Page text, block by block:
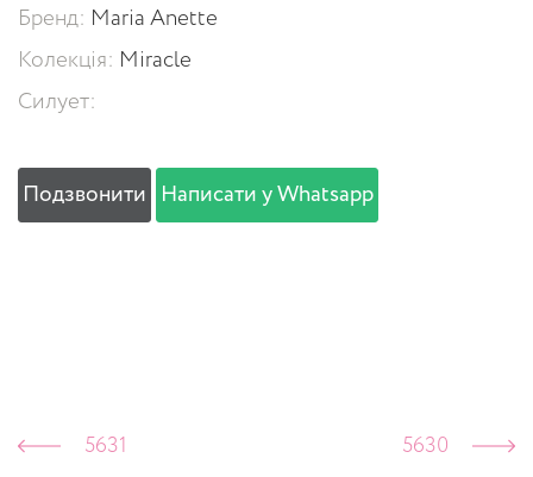
Бренд: Maria Anette
Колекція: Miracle
Силует:
Подзвонити Написати у Whatsapp
5631 5630